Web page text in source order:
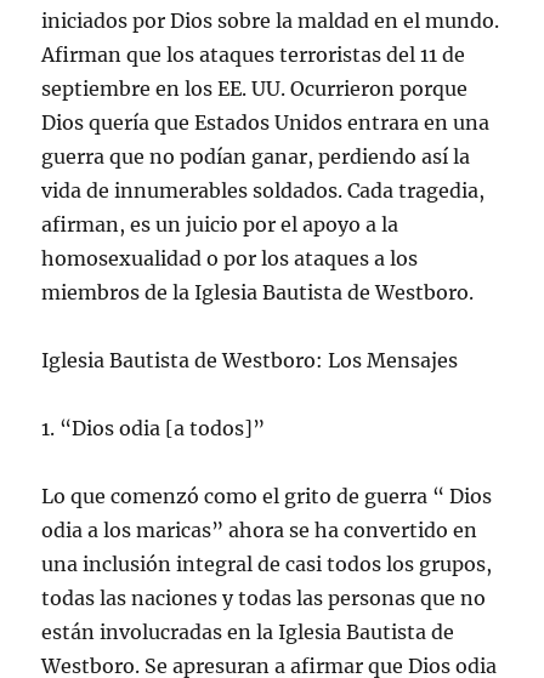
iniciados por Dios sobre la maldad en el mundo.
Afirman que los ataques terroristas del 11 de
septiembre en los EE. UU. Ocurrieron porque
Dios quería que Estados Unidos entrara en una
guerra que no podían ganar, perdiendo así la
vida de innumerables soldados. Cada tragedia,
afirman, es un juicio por el apoyo a la
homosexualidad o por los ataques a los
miembros de la Iglesia Bautista de Westboro.
Iglesia Bautista de Westboro: Los Mensajes
1. “Dios odia [a todos]”
Lo que comenzó como el grito de guerra “ Dios
odia a los maricas” ahora se ha convertido en
una inclusión integral de casi todos los grupos,
todas las naciones y todas las personas que no
están involucradas en la Iglesia Bautista de
Westboro. Se apresuran a afirmar que Dios odia